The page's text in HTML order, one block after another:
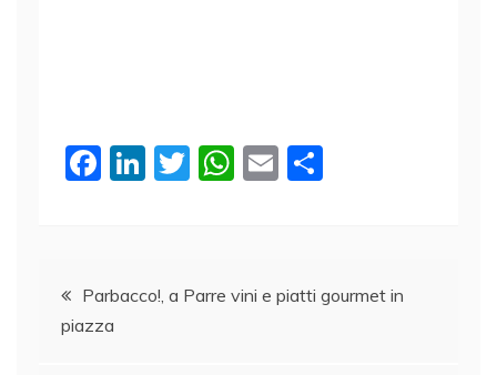
F
b
o
Li
dI
T
W
A
E
vi
Navigazione
articoli
Parbacco!, a Parre vini e piatti gourmet in
piazza